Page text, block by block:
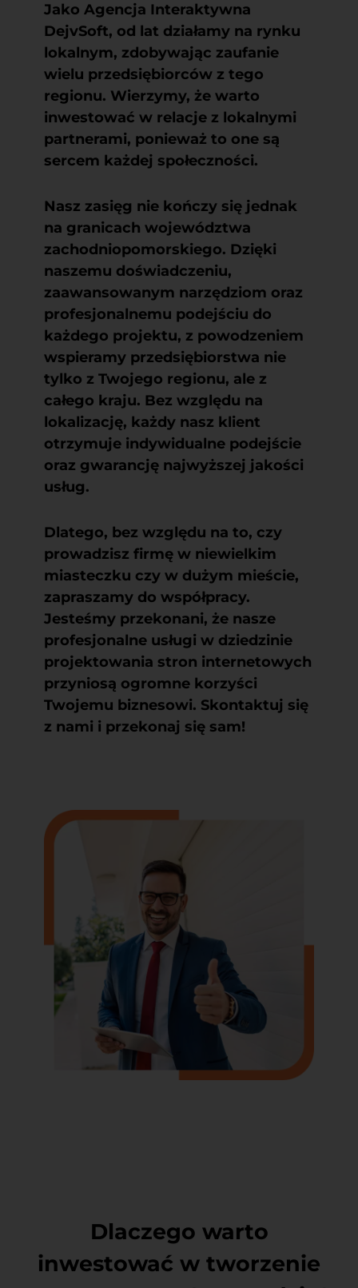
Jako Agencja Interaktywna
DejvSoft, od lat działamy na rynku
lokalnym, zdobywając zaufanie
wielu przedsiębiorców z tego
regionu. Wierzymy, że warto
inwestować w relacje z lokalnymi
partnerami, ponieważ to one są
sercem każdej społeczności.
Nasz zasięg nie kończy się jednak
na granicach województwa
zachodniopomorskiego. Dzięki
naszemu doświadczeniu,
zaawansowanym narzędziom oraz
profesjonalnemu podejściu do
każdego projektu, z powodzeniem
wspieramy przedsiębiorstwa nie
tylko z Twojego regionu, ale z
całego kraju. Bez względu na
lokalizację, każdy nasz klient
otrzymuje indywidualne podejście
oraz gwarancję najwyższej jakości
usług.
Dlatego, bez względu na to, czy
prowadzisz firmę w niewielkim
miasteczku czy w dużym mieście,
zapraszamy do współpracy.
Jesteśmy przekonani, że nasze
profesjonalne usługi w dziedzinie
projektowania stron internetowych
przyniosą ogromne korzyści
Twojemu biznesowi. Skontaktuj się
z nami i przekonaj się sam!
Dlaczego warto
inwestować w tworzenie